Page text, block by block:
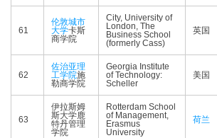
61
伦敦城市
大学卡斯
商学院
City, University of
London, The
Business School
(formerly Cass)
英国
62
佐治亚理
工学院施
勒商学院
Georgia Institute
of Technology:
Scheller
美国
63
伊拉斯姆
斯大学鹿
特丹管理
学院
Rotterdam School
of Management,
Erasmus
University
荷兰